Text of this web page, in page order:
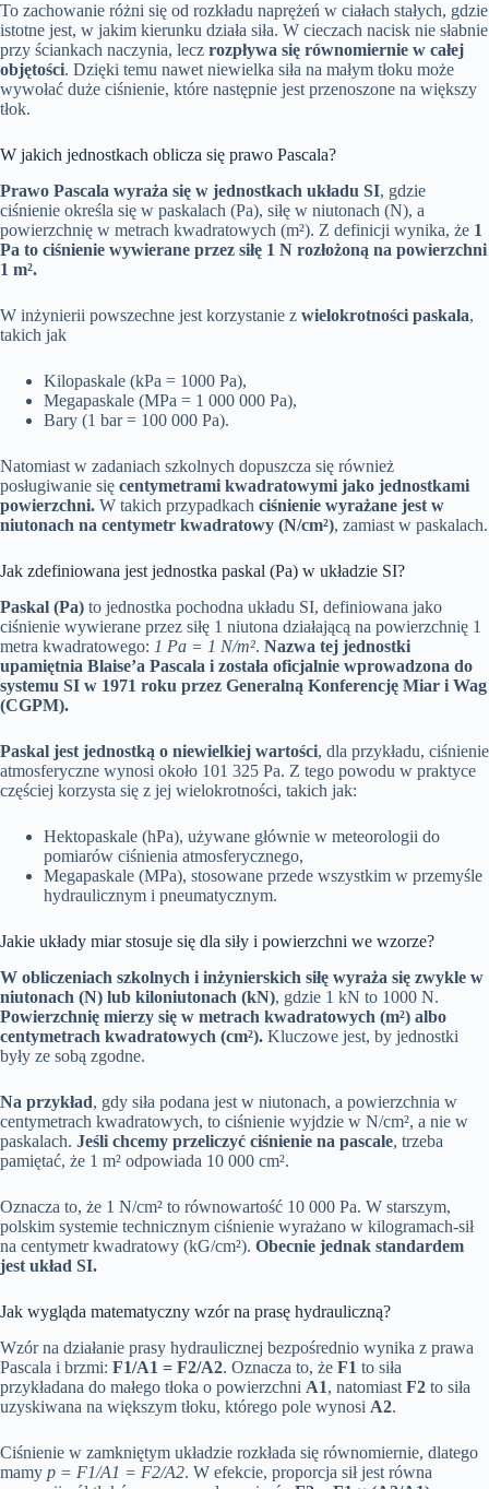
To zachowanie różni się od rozkładu naprężeń w ciałach stałych, gdzie
istotne jest, w jakim kierunku działa siła. W cieczach nacisk nie słabnie
przy ściankach naczynia, lecz rozpływa się równomiernie w całej
objętości. Dzięki temu nawet niewielka siła na małym tłoku może
wywołać duże ciśnienie, które następnie jest przenoszone na większy
tłok.
W jakich jednostkach oblicza się prawo Pascala?
Prawo Pascala wyraża się w jednostkach układu SI, gdzie
ciśnienie określa się w paskalach (Pa), siłę w niutonach (N), a
powierzchnię w metrach kwadratowych (m²). Z definicji wynika, że 1
Pa to ciśnienie wywierane przez siłę 1 N rozłożoną na powierzchni
1 m².
W inżynierii powszechne jest korzystanie z wielokrotności paskala,
takich jak
Kilopaskale (kPa = 1000 Pa),
Megapaskale (MPa = 1 000 000 Pa),
Bary (1 bar = 100 000 Pa).
Natomiast w zadaniach szkolnych dopuszcza się również
posługiwanie się centymetrami kwadratowymi jako jednostkami
powierzchni. W takich przypadkach ciśnienie wyrażane jest w
niutonach na centymetr kwadratowy (N/cm²), zamiast w paskalach.
Jak zdefiniowana jest jednostka paskal (Pa) w układzie SI?
Paskal (Pa) to jednostka pochodna układu SI, definiowana jako
ciśnienie wywierane przez siłę 1 niutona działającą na powierzchnię 1
metra kwadratowego: 1 Pa = 1 N/m². Nazwa tej jednostki
upamiętnia Blaise’a Pascala i została oficjalnie wprowadzona do
systemu SI w 1971 roku przez Generalną Konferencję Miar i Wag
(CGPM).
Paskal jest jednostką o niewielkiej wartości, dla przykładu, ciśnienie
atmosferyczne wynosi około 101 325 Pa. Z tego powodu w praktyce
częściej korzysta się z jej wielokrotności, takich jak:
Hektopaskale (hPa), używane głównie w meteorologii do
pomiarów ciśnienia atmosferycznego,
Megapaskale (MPa), stosowane przede wszystkim w przemyśle
hydraulicznym i pneumatycznym.
Jakie układy miar stosuje się dla siły i powierzchni we wzorze?
W obliczeniach szkolnych i inżynierskich siłę wyraża się zwykle w
niutonach (N) lub kiloniutonach (kN), gdzie 1 kN to 1000 N.
Powierzchnię mierzy się w metrach kwadratowych (m²) albo
centymetrach kwadratowych (cm²). Kluczowe jest, by jednostki
były ze sobą zgodne.
Na przykład, gdy siła podana jest w niutonach, a powierzchnia w
centymetrach kwadratowych, to ciśnienie wyjdzie w N/cm², a nie w
paskalach. Jeśli chcemy przeliczyć ciśnienie na pascale, trzeba
pamiętać, że 1 m² odpowiada 10 000 cm².
Oznacza to, że 1 N/cm² to równowartość 10 000 Pa. W starszym,
polskim systemie technicznym ciśnienie wyrażano w kilogramach-sił
na centymetr kwadratowy (kG/cm²). Obecnie jednak standardem
jest układ SI.
Jak wygląda matematyczny wzór na prasę hydrauliczną?
Wzór na działanie prasy hydraulicznej bezpośrednio wynika z prawa
Pascala i brzmi: F1/A1 = F2/A2. Oznacza to, że F1 to siła
przykładana do małego tłoka o powierzchni A1, natomiast F2 to siła
uzyskiwana na większym tłoku, którego pole wynosi A2.
Ciśnienie w zamkniętym układzie rozkłada się równomiernie, dlatego
mamy p = F1/A1 = F2/A2. W efekcie, proporcja sił jest równa